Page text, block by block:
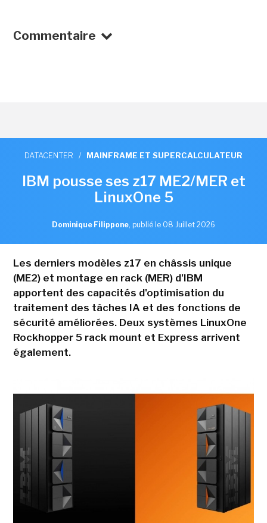
Commentaire
DATACENTER / MAINFRAME ET SUPERCALCULATEUR
IBM pousse ses z17 ME2/MER et
LinuxOne 5
Dominique Filippone, publié le 08 Juillet 2026
Les derniers modèles z17 en châssis unique
(ME2) et montage en rack (MER) d'IBM
apportent des capacités d'optimisation du
traitement des tâches IA et des fonctions de
sécurité améliorées. Deux systèmes LinuxOne
Rockhopper 5 rack mount et Express arrivent
également.